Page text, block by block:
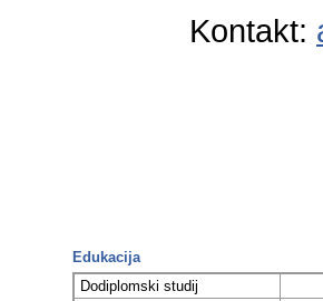
Kontakt:
Edukacija
Dodiplomski studij